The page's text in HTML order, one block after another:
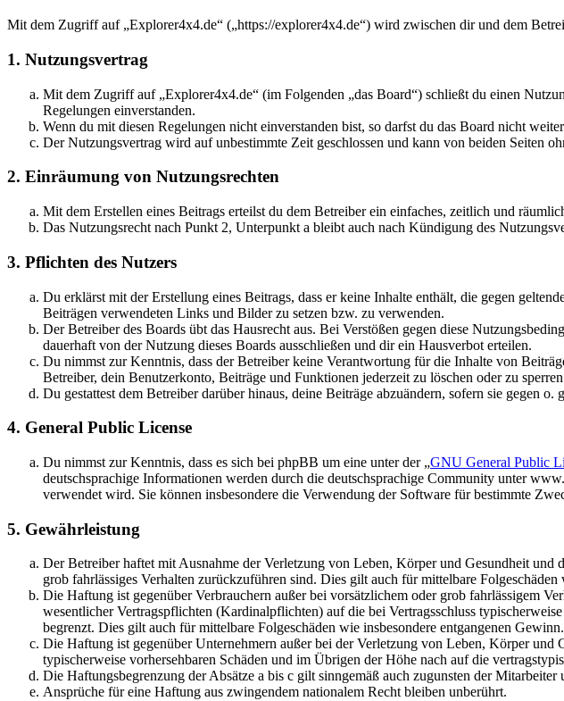
Mit dem Zugriff auf „Explorer4x4.de“ („https://explorer4x4.de“) wird zwischen dir und dem
1. Nutzungsvertrag
Mit dem Zugriff auf „Explorer4x4.de“ (im Folgenden „das Board“) schließt du einen
Regelungen einverstanden.
Wenn du mit diesen Regelungen nicht einverstanden bist, so darfst du das Board nicht
Der Nutzungsvertrag wird auf unbestimmte Zeit geschlossen und kann von beiden Seiten
2. Einräumung von Nutzungsrechten
Mit dem Erstellen eines Beitrags erteilst du dem Betreiber ein einfaches, zeitlich und
Das Nutzungsrecht nach Punkt 2, Unterpunkt a bleibt auch nach Kündigung des
3. Pflichten des Nutzers
Du erklärst mit der Erstellung eines Beitrags, dass er keine Inhalte enthält, die gegen
Beiträgen verwendeten Links und Bilder zu setzen bzw. zu verwenden.
Der Betreiber des Boards übt das Hausrecht aus. Bei Verstößen gegen diese
dauerhaft von der Nutzung dieses Boards ausschließen und dir ein Hausverbot erteilen.
Du nimmst zur Kenntnis, dass der Betreiber keine Verantwortung für die Inhalte von
Betreiber, dein Benutzerkonto, Beiträge und Funktionen jederzeit zu löschen oder zu
Du gestattest dem Betreiber darüber hinaus, deine Beiträge abzuändern, sofern sie gegen
4. General Public License
Du nimmst zur Kenntnis, dass es sich bei phpBB um eine unter der „GNU General Public
deutschsprachige Informationen werden durch die deutschsprachige Community unter
verwendet wird. Sie können insbesondere die Verwendung der Software für bestimmte
5. Gewährleistung
Der Betreiber haftet mit Ausnahme der Verletzung von Leben, Körper und Gesundheit
grob fahrlässiges Verhalten zurückzuführen sind. Dies gilt auch für mittelbare
Die Haftung ist gegenüber Verbrauchern außer bei vorsätzlichem oder grob fahrlässigem
wesentlicher Vertragspflichten (Kardinalpflichten) auf die bei Vertragsschluss
begrenzt. Dies gilt auch für mittelbare Folgeschäden wie insbesondere entgangenen Gewinn.
Die Haftung ist gegenüber Unternehmern außer bei der Verletzung von Leben, Körper und
typischerweise vorhersehbaren Schäden und im Übrigen der Höhe nach auf die
Die Haftungsbegrenzung der Absätze a bis c gilt sinngemäß auch zugunsten der
Ansprüche für eine Haftung aus zwingendem nationalem Recht bleiben unberührt.